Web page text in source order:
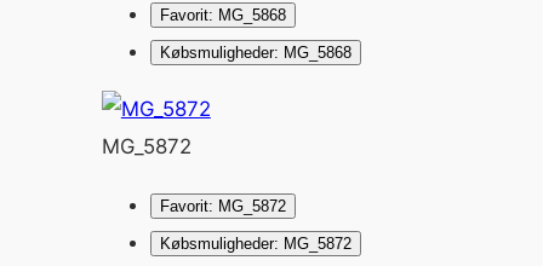
Favorit: MG_5868
Købsmuligheder: MG_5868
MG_5872
Favorit: MG_5872
Købsmuligheder: MG_5872